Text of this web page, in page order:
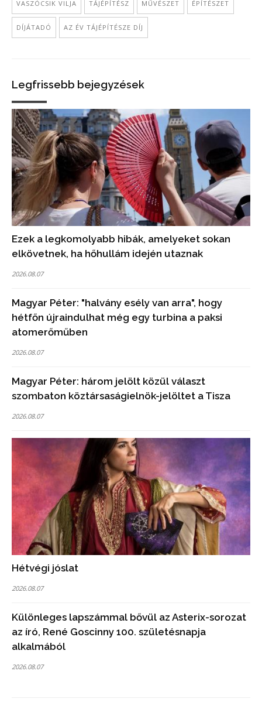
VASZÓCSIK VILJA TÁJÉPÍTÉSZ MŰVÉSZET ÉPÍTÉSZET
DÍJÁTADÓ AZ ÉV TÁJÉPÍTÉSZE DÍJ
Legfrissebb bejegyzések
Ezek a legkomolyabb hibák, amelyeket sokan
elkövetnek, ha hőhullám idején utaznak
2026.08.07
Magyar Péter: "halvány esély van arra", hogy
hétfőn újraindulhat még egy turbina a paksi
atomerőműben
2026.08.07
Magyar Péter: három jelölt közül választ
szombaton köztársaságielnök-jelöltet a Tisza
2026.08.07
Hétvégi jóslat
2026.08.07
Különleges lapszámmal bővül az Asterix-sorozat
az író, René Goscinny 100. születésnapja
alkalmából
2026.08.07